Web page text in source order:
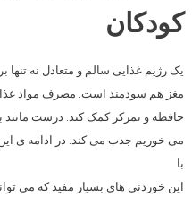
کودکان
یک رژیم غذایی سالم و متعادل نه
مغز هم سودمند است. مصرف مواد
حافظه و تمرکز کمک کند. درست مانند
می خوریم جذب می کند. در ادامه ی
با
این خوردنی های بسیار مفید که می